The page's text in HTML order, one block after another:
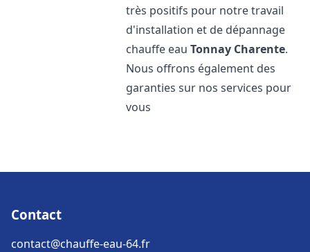
très positifs pour notre travail
d'installation et de dépannage
chauffe eauTonnay Charente.
Nous offrons également des
garanties sur nos services pour
vous
Contact
contact@chauffe-eau-64.fr